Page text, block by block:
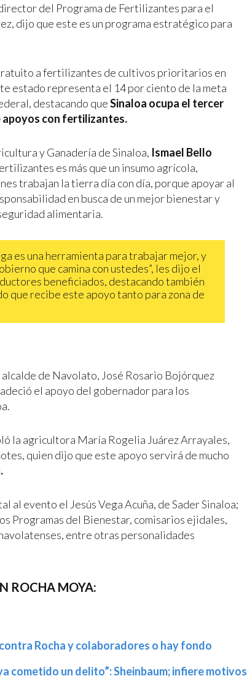
del Programa de Fertilizantes para el
dijo que este es un programa estratégico para
a fertilizantes de cultivos prioritarios en
estado representa el 14 por ciento de la meta
destacando queSinaloa ocupa el tercer
apoyos con fertilizantes.
y Ganadería de Sinaloa, Ismael Bello
es más que un insumo agrícola,
trabajan la tierra día con día, porque apoyar al
en busca de un mejor bienestar y
alimentaria.
es una herramienta para trabajar mejor, y
que camina con ustedes”, les dijo el
beneficiados, destacando también
que recibe este apoyo tanto para zona de
de Navolato, José Rosario Bojórquez
el apoyo del gobernador para los
la agricultora María Rogelia Juárez Arrayales,
quien dijo que este apoyo servirá de mucho
al evento el Jesús Vega Acuña, de Sader Sinaloa;
Programas del Bienestar, comisarios ejidales,
entre otras personalidades
ROCHA MOYA:
Rocha y colaboradores o hay fondo
cometido un delito”: Sheinbaum; infiere motivos